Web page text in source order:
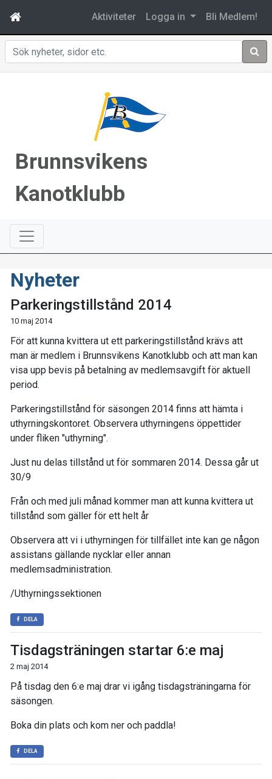
Aktiviteter Logga in Bli Medlem!
Sök
Brunnsvikens
Kanotklubb
Nyheter
Parkeringstillstånd 2014
10 maj 2014
För att kunna kvittera ut ett parkeringstillstånd krävs att
man är medlem i Brunnsvikens Kanotklubb och att man kan
visa upp bevis på betalning av medlemsavgift för aktuell
period.
Parkeringstillstånd för säsongen 2014 finns att hämta i
uthyrningskontoret. Observera uthyrningens öppettider
under fliken "uthyrning".
Just nu delas tillstånd ut för sommaren 2014. Dessa går ut
30/9
Från och med juli månad kommer man att kunna kvittera ut
tillstånd som gäller för ett helt år
Observera att vi i uthyrningen för tillfället inte kan ge någon
assistans gällande nycklar eller annan
medlemsadministration.
/Uthyrningssektionen
DELA
Tisdagsträningen startar 6:e maj
2 maj 2014
På tisdag den 6:e maj drar vi igång tisdagsträningarna för
säsongen.
Boka din plats och kom ner och paddla!
DELA